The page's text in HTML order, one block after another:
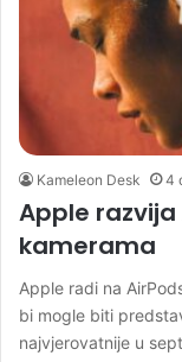
Kameleon Desk 4
Apple razvija
kamerama
Apple radi na
bi mogle biti
najvjerovatnije u